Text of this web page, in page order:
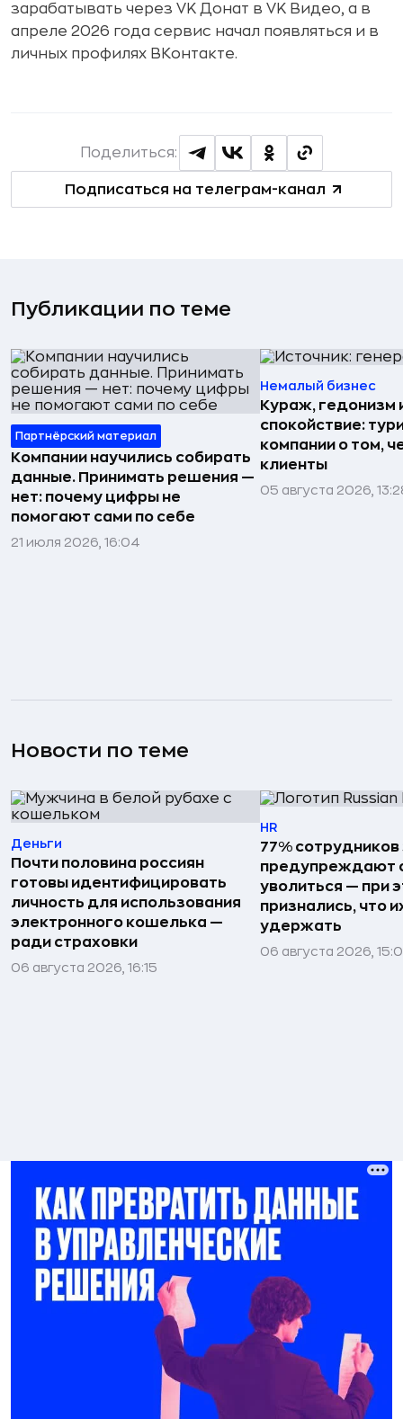
зарабатывать через VK Донат в VK Видео, а в
апреле 2026 года сервис начал появляться и в
личных профилях ВКонтакте.
Подписаться на телеграм-канал
Поделиться:
Публикации по теме
Партнёрский материал
Компании научились собирать
данные. Принимать решения —
нет: почему цифры не
помогают сами по себе
21 июля 2026, 16:04
Немалый бизнес
Кураж, гедонизм
спокойствие:
компании о том,
клиенты
05 августа 2026,
Новости по теме
Деньги
Почти половина россиян
готовы идентифицировать
личность для использования
электронного кошелька —
ради страховки
06 августа 2026, 16:15
HR
77%
предупреждают
уволиться — при
признались, что
удержать
06 августа 2026,